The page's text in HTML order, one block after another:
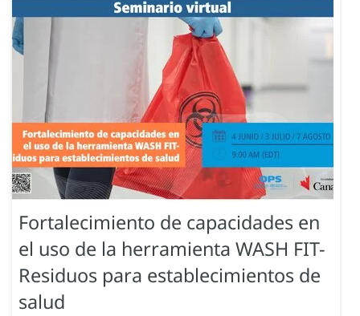
Fortalecimiento de capacidades en
el uso de la herramienta WASH FIT-
Residuos para establecimientos de
salud